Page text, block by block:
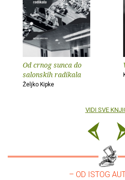
Od crnog sunca do
salonskih radikala
Željko Kipke
VIDI SVE
– OD ISTOG